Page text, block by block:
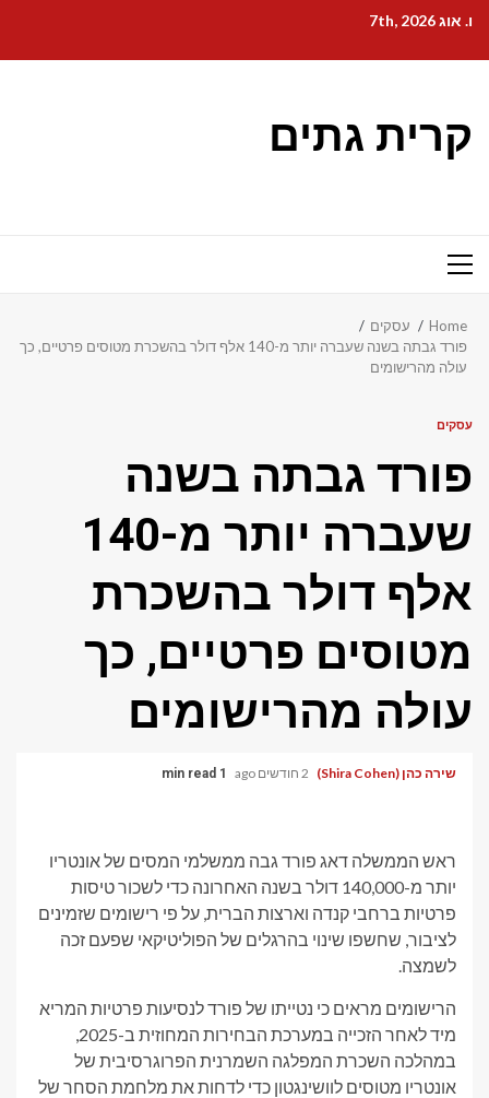
content
ו. אוג 7th, 2026
קרית גתים
Primary
Home
עסקים
פורד גבתה בשנה שעברה יותר מ-140 אלף דולר בהשכרת מטוסים פרטיים, כך
עולה מהרישומים
עסקים
פורד גבתה בשנה
שעברה יותר מ-140
אלף דולר בהשכרת
מטוסים פרטיים, כך
עולה מהרישומים
שירה כהן (Shira Cohen) 2 חודשים ago 1 min read
ראש הממשלה דאג פורד גבה ממשלמי המסים של אונטריו
יותר מ-140,000 דולר בשנה האחרונה כדי לשכור טיסות
פרטיות ברחבי קנדה וארצות הברית, על פי רישומים שזמינים
לציבור, שחשפו שינוי בהרגלים של הפוליטיקאי שפעם זכה
לשמצה.
הרישומים מראים כי נטייתו של פורד לנסיעות פרטיות המריא
מיד לאחר הזכייה במערכת הבחירות המחוזית ב-2025,
במהלכה השכרת המפלגה השמרנית הפרוגרסיבית של
אונטריו מטוסים לוושינגטון כדי לדחות את מלחמת הסחר של